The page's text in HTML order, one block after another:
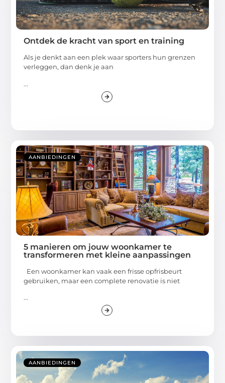
Ontdek de kracht van sport en training
Als je denkt aan een plek waar sporters hun grenzen
verleggen, dan denk je aan
...
AANBIEDINGEN
5 manieren om jouw woonkamer te
transformeren met kleine aanpassingen
Een woonkamer kan vaak een frisse opfrisbeurt
gebruiken, maar een complete renovatie is niet
...
AANBIEDINGEN